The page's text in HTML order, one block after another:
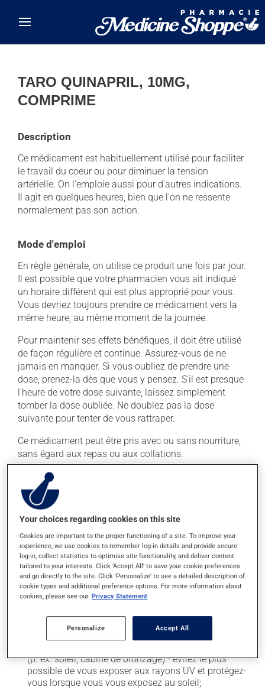
TARO QUINAPRIL, 10MG,
COMPRIME
Description
Ce médicament est habituellement utilisé pour faciliter
le travail du coeur ou pour diminuer la tension
artérielle. On l'emploie aussi pour d'autres indications.
Il agit en quelques heures, bien que l'on ne ressente
normalement pas son action.
Mode d'emploi
En règle générale, on utilise ce produit une fois par jour.
Il est possible que votre pharmacien vous ait indiqué
un horaire différent qui est plus approprié pour vous.
Vous devriez toujours prendre ce médicament vers la
même heure, au même moment de la journée.
Pour maintenir ses effets bénéfiques, il doit être utilisé
de façon régulière et continue. Assurez-vous de ne
jamais en manquer. Si vous oubliez de prendre une
dose, prenez-la dès que vous y pensez. S'il est presque
l'heure de votre dose suivante, laissez simplement
tomber la dose oubliée. Ne doublez pas la dose
suivante pour tenter de vous rattraper.
Ce médicament peut être pris avec ou sans nourriture,
sans égard aux repas ou aux collations.
Effets indésirables
En plus de ses effets recherchés, ce produit peut à
l'occasion entraîner certains effets indésirables (effets
secondaires), notamment :
il peut causer des maux de tête;
il peut causer des étourdissements - levez-vous
lentement et soyez prudent avant de prendre le
volant;
il peut causer une fatigue inhabituelle;
il peut modifier le goût des aliments;
(p. ex. soleil, cabine de bronzage) - évitez le plus
possible de vous exposer aux rayons UV et protégez-
vous lorsque vous vous exposez au soleil;
Your choices regarding cookies on this site
Cookies are important to the proper functioning of a site. To improve your
experience, we use cookies to remember log-in details and provide secure
log-in, collect statistics to optimise site functionality, and deliver content
tailored to your interests. Click 'Accept All' to save your cookie preferences
and go directly to the site. Click 'Personalize' to see a detailed description of
cookie types and additional preference options. For more information about
cookies, please see our Privacy Statement
Personalize Accept All